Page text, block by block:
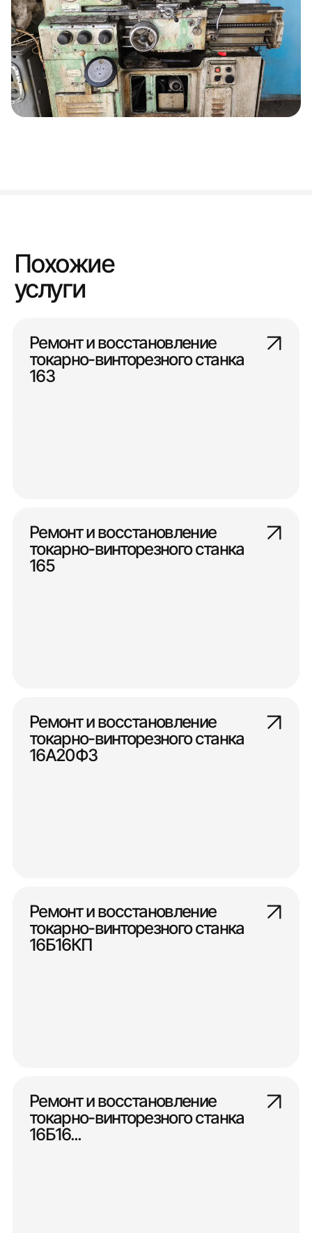
Похожие
услуги
Ремонт и восстановление
токарно-винторезного станка
163
Ремонт и восстановление
токарно-винторезного станка
165
Ремонт и восстановление
токарно-винторезного станка
16А20Ф3
Ремонт и восстановление
токарно-винторезного станка
16Б16КП
Ремонт и восстановление
токарно-винторезного станка
16Б16...